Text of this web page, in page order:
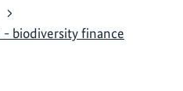
biodiversity finance